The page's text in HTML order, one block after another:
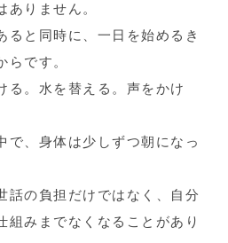
ありません。
ると同時に、一日を始めるき
らです。
る。水を替える。声をかけ
で、身体は少しずつ朝になっ
話の負担だけではなく、自分
組みまでなくなることがあり